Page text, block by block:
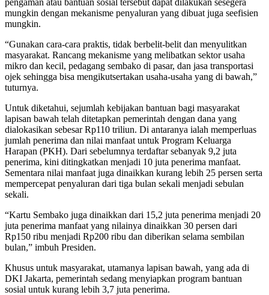
mungkin dengan mekanisme penyaluran yang dibuat juga seefisien
mungkin.
“Gunakan cara-cara praktis, tidak berbelit-belit dan menyulitkan
masyarakat. Rancang mekanisme yang melibatkan sektor usaha
mikro dan kecil, pedagang sembako di pasar, dan jasa transportasi
ojek sehingga bisa mengikutsertakan usaha-usaha yang di bawah,”
tuturnya.
Untuk diketahui, sejumlah kebijakan bantuan bagi masyarakat
lapisan bawah telah ditetapkan pemerintah dengan dana yang
dialokasikan sebesar Rp110 triliun. Di antaranya ialah memperluas
jumlah penerima dan nilai manfaat untuk Program Keluarga
Harapan (PKH). Dari sebelumnya terdaftar sebanyak 9,2 juta
penerima, kini ditingkatkan menjadi 10 juta penerima manfaat.
Sementara nilai manfaat juga dinaikkan kurang lebih 25 persen serta
mempercepat penyaluran dari tiga bulan sekali menjadi sebulan
sekali.
“Kartu Sembako juga dinaikkan dari 15,2 juta penerima menjadi 20
juta penerima manfaat yang nilainya dinaikkan 30 persen dari
Rp150 ribu menjadi Rp200 ribu dan diberikan selama sembilan
bulan,” imbuh Presiden.
Khusus untuk masyarakat, utamanya lapisan bawah, yang ada di
DKI Jakarta, pemerintah sedang menyiapkan program bantuan
sosial untuk kurang lebih 3,7 juta penerima.